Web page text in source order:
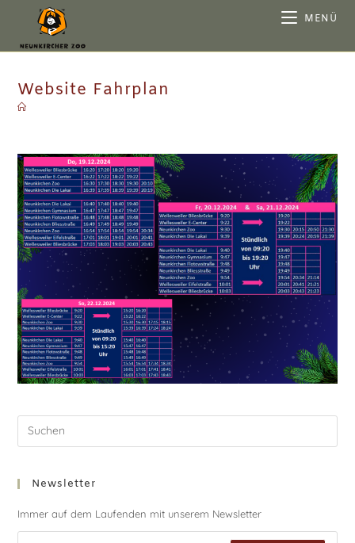
MENÜ
Website Fahrplan
Newsletter
Immer auf dem Laufenden mit unserem Newsletter